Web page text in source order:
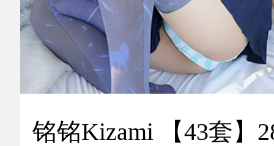
铭铭Kizami 【43套】